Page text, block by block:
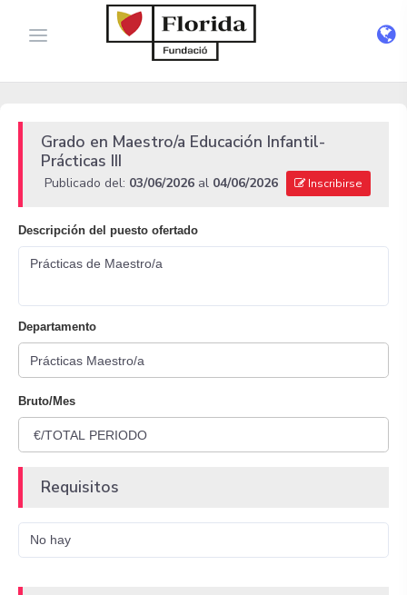
Grado en Maestro/a Educación Infantil-
Prácticas III
Publicado del: 03/06/2026 al 04/06/2026 Inscribirse
Descripción del puesto ofertado
Prácticas de Maestro/a
Departamento
Bruto/Mes
Requisitos
No hay